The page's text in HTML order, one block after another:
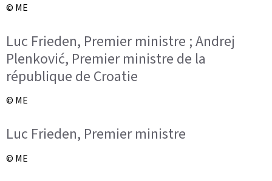
© ME
Luc Frieden, Premier ministre ; Andrej
Plenković, Premier ministre de la
république de Croatie
© ME
Luc Frieden, Premier ministre
© ME